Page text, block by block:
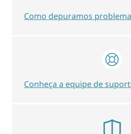
Como depuramos
Conheça a equipe de